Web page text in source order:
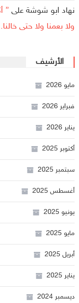
نهاد ابو شوشةعلى ”
ولا بعمنا ولا حتى خالنا.
الأرشيف
مايو 2026
فبراير 2026
يناير 2026
أكتوبر 2025
سبتمبر 2025
أغسطس 2025
يونيو 2025
مايو 2025
أبريل 2025
يناير 2025
ديسمبر 2024